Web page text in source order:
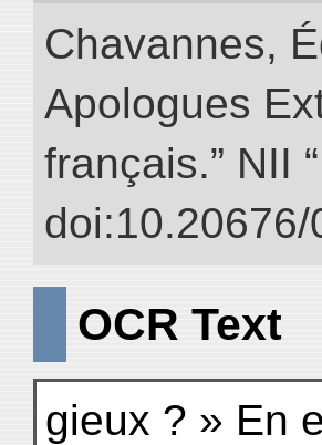
Chavannes,
Apologues
français.” NII
OCR Text
gieux ? » En